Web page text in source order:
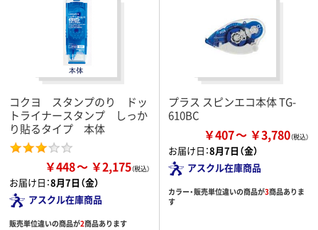
コクヨ スタンプのり ドッ
トライナースタンプ しっか
り貼るタイプ 本体
￥448 ￥2,175
お届け日：8月7日（金）
アスクル在庫商品
販売単位違いの商品が2商品あります
プラス スピンエコ本体 TG-
610BC
￥407 ￥3,780
お届け日：8月7日（金）
アスクル在庫商品
カラー・販売単位違いの商品が3商品ありま
す